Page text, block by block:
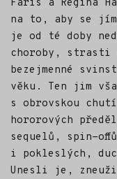
Faris a Regina
na to, aby se
je od té doby
choroby, strasti
bezejmenné
věku. Ten jim
s obrovskou
hororových
sequelů, spin-
i pokleslých,
Unesli je,